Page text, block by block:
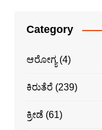
Category
ಆರೋಗ್ಯ(4)
ಕಿರುತೆರೆ(239)
ಕ್ರೀಡೆ(61)